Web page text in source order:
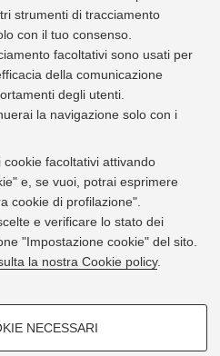
strumenti di tracciamento
con il tuo consenso.
facoltativi sono usati per
della comunicazione
degli utenti.
la navigazione solo con i
facoltativi attivando
e, se vuoi, potrai esprimere
cookie di profilazione".
e verificare lo stato dei
"Impostazione cookie" del sito.
la nostra Cookie policy.
-
NECESSARI
2024
amministrativo
e strutture
Generale